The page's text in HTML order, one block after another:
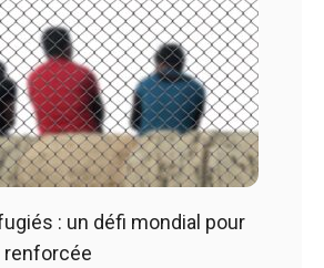
: un défi mondial pour
renforcée